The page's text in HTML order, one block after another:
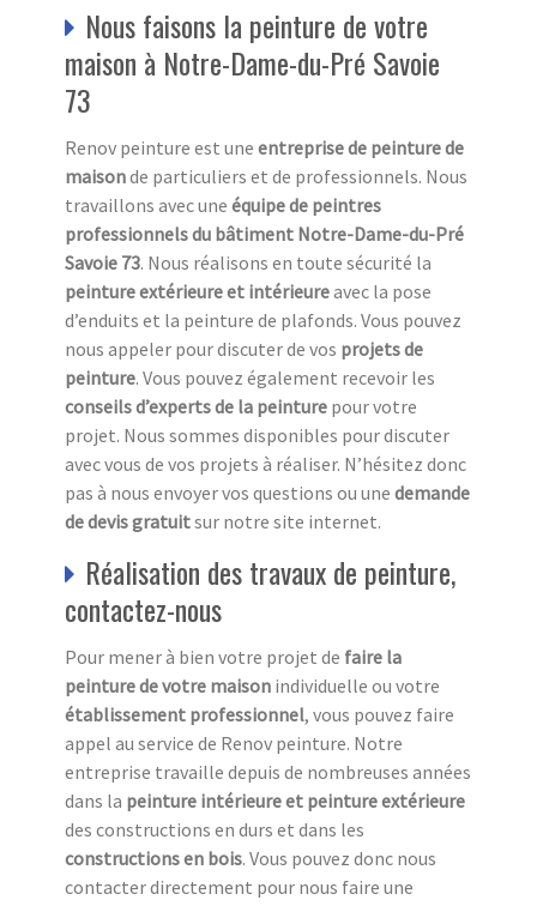
Nous faisons la peinture de votre
maison à Notre-Dame-du-Pré Savoie
73
Renov peinture est une entreprise de peinture de
maisonde particuliers et de professionnels. Nous
travaillons avec une équipe de peintres
professionnels du bâtiment Notre-Dame-du-Pré
Savoie 73. Nous réalisons en toute sécurité la
peinture extérieure et intérieureavec la pose
d’enduits et la peinture de plafonds. Vous pouvez
nous appeler pour discuter de vos projets de
peinture. Vous pouvez également recevoir les
conseils d’experts de la peinture pour votre
projet. Nous sommes disponibles pour discuter
avec vous de vos projets à réaliser. N’hésitez donc
pas à nous envoyer vos questions ou une demande
de devis gratuitsur notre site internet.
Réalisation des travaux de peinture,
contactez-nous
Pour mener à bien votre projet de faire la
peinture de votre maison individuelle ou votre
établissement professionnel, vous pouvez faire
appel au service de Renov peinture. Notre
entreprise travaille depuis de nombreuses années
dans la peinture intérieure et peinture extérieure
des constructions en durs et dans les
constructions en bois. Vous pouvez donc nous
contacter directement pour nous faire une